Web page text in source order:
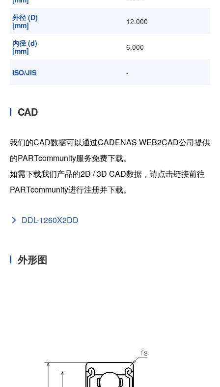
外径 (D)
[mm]
12.000
内径 (d)
[mm]
6.000
ISO/JIS -
CAD
我们的CAD数据可以通过CADENAS WEB2CAD公司提供
的PARTcommunity服务免费下载。
如需下载我们产品的2D / 3D CAD数据，请点击链接前往
PARTcommunity进行注册并下载。
DDL-1260X2DD
外形图